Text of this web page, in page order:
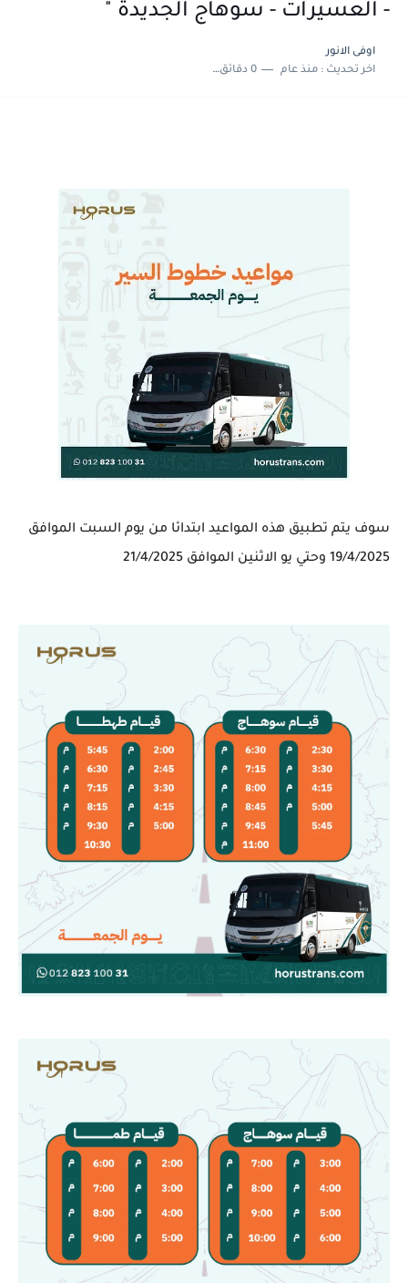
- العسيرات - سوهاج الجديدة "‏
اوفى الانور
اخر تحديث :منذ عام 0 دقائق للقراءة
سوف يتم تطبيق هذه المواعيد ابتدائا من يوم السبت الموافق
19/4/2025 وحتي يو الاثنين الموافق 21/4/2025